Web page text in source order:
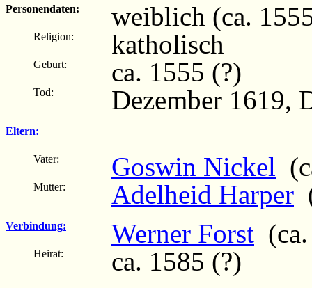
Personendaten:
weiblich (ca.
Religion: katholisch
Geburt: ca. 1555 (?)
Tod: Dezember 1619,
Eltern:
Vater: Goswin Nickel
Mutter: Adelheid Harper
Verbindung: Werner Forst
Heirat:
ca. 1585 (?)